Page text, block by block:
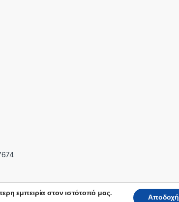
εμπειρία στον ιστότοπό μας. Αποδοχή